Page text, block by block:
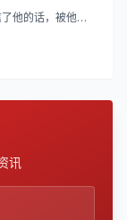
他的话，被他带
讯